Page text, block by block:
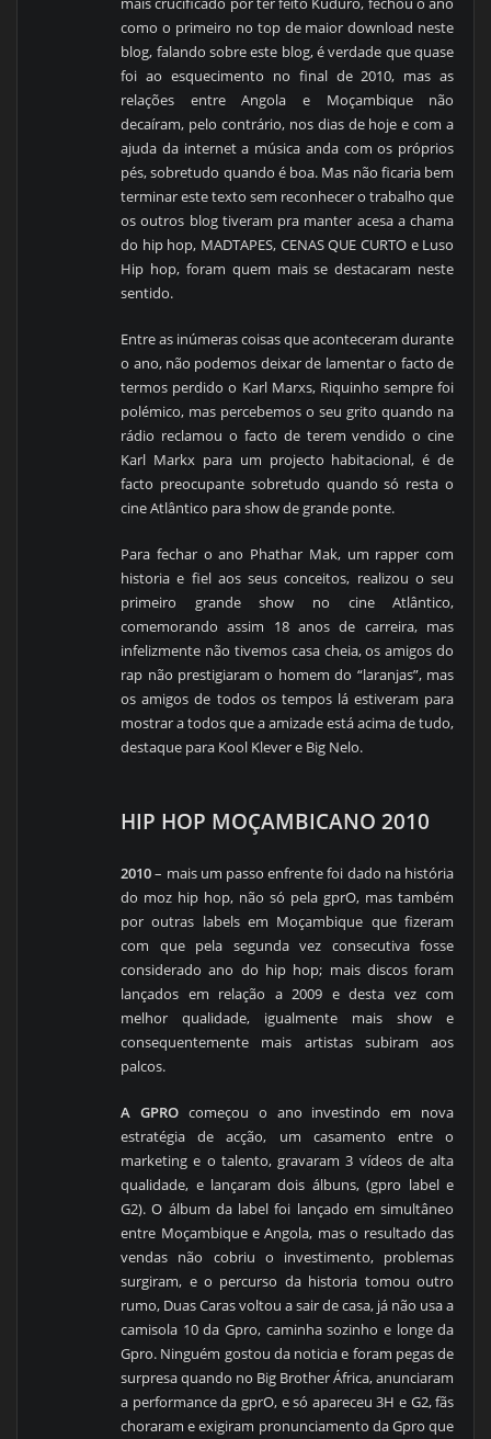
como o primeiro no top de maior download neste
blog, falando sobre este blog, é verdade que quase
foi ao esquecimento no final de 2010, mas as
relações entre Angola e Moçambique não
decaíram, pelo contrário, nos dias de hoje e com a
ajuda da internet a música anda com os próprios
pés, sobretudo quando é boa. Mas não ficaria bem
terminar este texto sem reconhecer o trabalho que
os outros blog tiveram pra manter acesa a chama
do hip hop, MADTAPES, CENAS QUE CURTO e Luso
Hip hop, foram quem mais se destacaram neste
sentido.
Entre as inúmeras coisas que aconteceram durante
o ano, não podemos deixar de lamentar o facto de
termos perdido o Karl Marxs, Riquinho sempre foi
polémico, mas percebemos o seu grito quando na
rádio reclamou o facto de terem vendido o cine
Karl Markx para um projecto habitacional, é de
facto preocupante sobretudo quando só resta o
cine Atlântico para show de grande ponte.
Para fechar o ano Phathar Mak, um rapper com
historia e fiel aos seus conceitos, realizou o seu
primeiro grande show no cine Atlântico,
comemorando assim 18 anos de carreira, mas
infelizmente não tivemos casa cheia, os amigos do
rap não prestigiaram o homem do “laranjas”, mas
os amigos de todos os tempos lá estiveram para
mostrar a todos que a amizade está acima de tudo,
destaque para Kool Klever e Big Nelo.
HIP HOP MOÇAMBICANO 2010
2010– mais um passo enfrente foi dado na história
do moz hip hop, não só pela gprO, mas também
por outras labels em Moçambique que fizeram
com que pela segunda vez consecutiva fosse
considerado ano do hip hop; mais discos foram
lançados em relação a 2009 e desta vez com
melhor qualidade, igualmente mais show e
consequentemente mais artistas subiram aos
palcos.
A GPROcomeçou o ano investindo em nova
estratégia de acção, um casamento entre o
marketing e o talento, gravaram 3 vídeos de alta
qualidade, e lançaram dois álbuns, (gpro label e
G2). O álbum da label foi lançado em simultâneo
entre Moçambique e Angola, mas o resultado das
vendas não cobriu o investimento, problemas
surgiram, e o percurso da historia tomou outro
rumo, Duas Caras voltou a sair de casa, já não usa a
camisola 10 da Gpro, caminha sozinho e longe da
Gpro. Ninguém gostou da noticia e foram pegas de
surpresa quando no Big Brother África, anunciaram
a performance da gprO, e só apareceu 3H e G2, fãs
choraram e exigiram pronunciamento da Gpro que